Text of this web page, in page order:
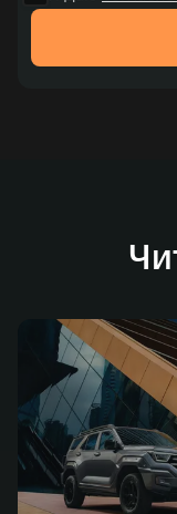
рублей). С 1998
место по
зарубежных – в